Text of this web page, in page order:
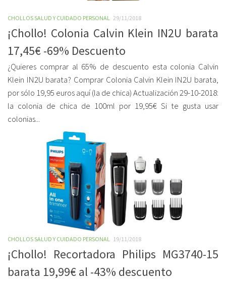
CHOLLOS SALUD Y CUIDADO PERSONAL 29/11/2018
¡Chollo! Colonia Calvin Klein IN2U barata
17,45€ -69% Descuento
¿Quieres comprar al 65% de descuento esta colonia Calvin
Klein IN2U barata? Comprar Colonia Calvin Klein IN2U barata,
por sólo 19,95 euros aquí (la de chica) Actualización 29-10-2018:
la colonia de chica de 100ml por 19,95€ Si te gusta usar
colonias...
CHOLLOS SALUD Y CUIDADO PERSONAL 19/11/2018
¡Chollo! Recortadora Philips MG3740-15
barata 19,99€ al -43% descuento